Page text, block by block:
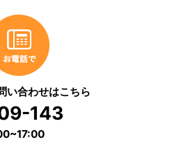
い合わせはこちら
143